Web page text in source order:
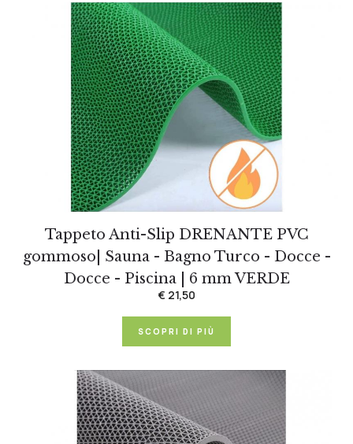
Tappeto Anti-Slip DRENANTE PVC
gommoso| Sauna - Bagno Turco - Docce -
Docce - Piscina | 6 mm VERDE
€ 21,50
SCOPRI DI PIÙ